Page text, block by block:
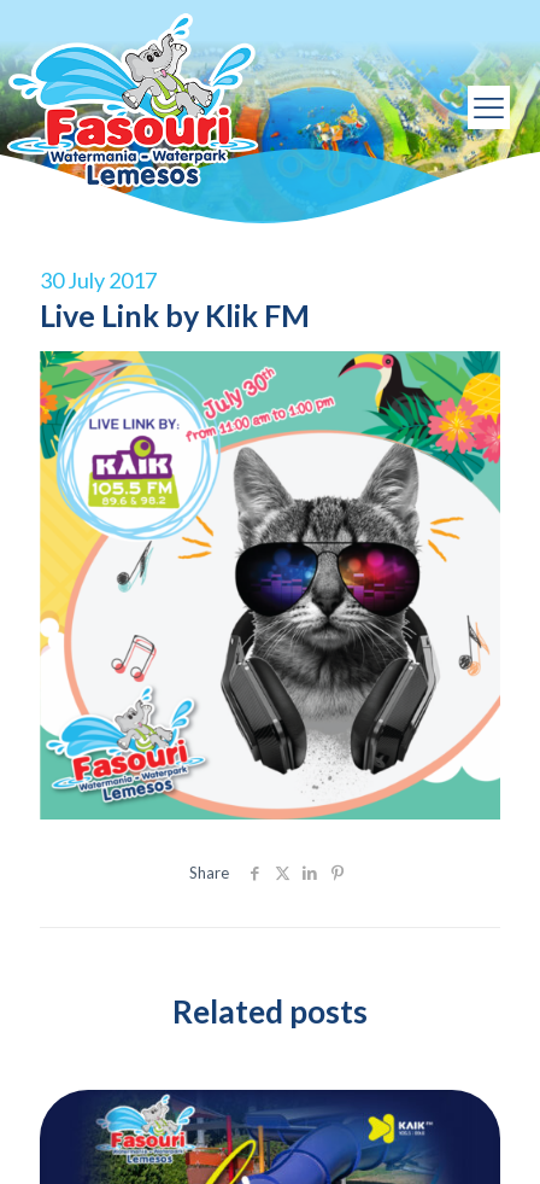
30 July 2017
Live Link by Klik FM
Share
Related posts